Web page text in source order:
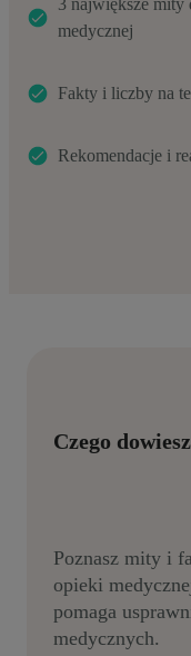
3 największe
medycznej
Fakty i liczby na
Rekomendacje i
Czego
Poznasz mity i
opieki
pomaga
medycznych.